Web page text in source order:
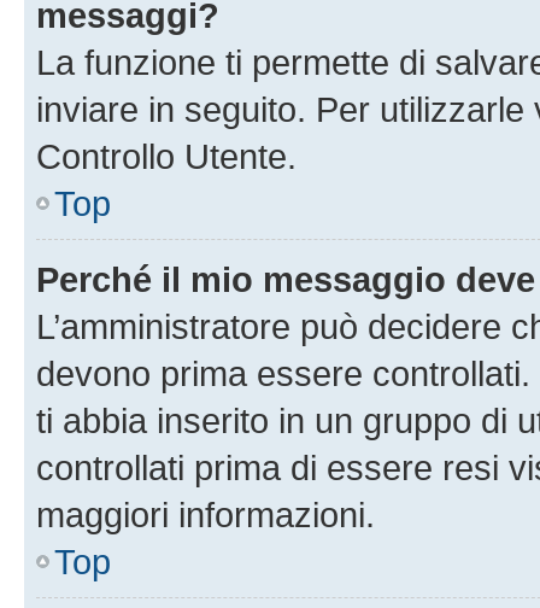
messaggi?
La funzione ti permette di
inviare in seguito. Per utilizzarle
Controllo Utente.
Top
Perché il mio messaggio
L’amministratore può decidere
devono prima essere
ti abbia inserito in un gruppo di
controllati prima di essere resi
maggiori informazioni.
Top